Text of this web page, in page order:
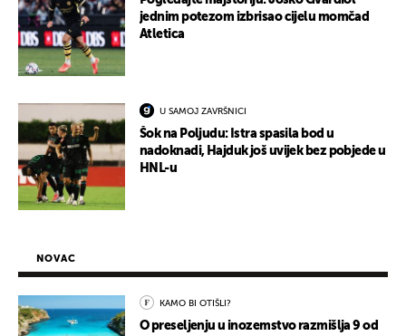
jednim potezom izbrisao cijelu momčad
Atletica
U SAMOJ ZAVRŠNICI
Šok na Poljudu: Istra spasila bod u
nadoknadi, Hajduk još uvijek bez pobjede u
HNL-u
NOVAC
KAMO BI OTIŠLI?
O preseljenju u inozemstvo razmišlja 9 od